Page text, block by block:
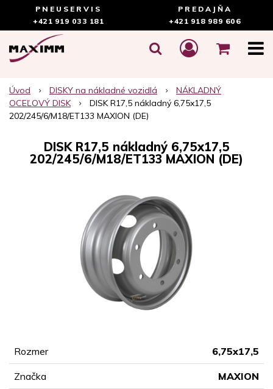
PNEUSERVIS
+421 919 033 181
PREDAJŇA
+421 918 989 606
Úvod DISKY na nákladné vozidlá
NÁKLADNÝ
OCEĽOVÝ DISK
DISK R17,5 nákladný 6,75x17,5
202/245/6/M18/ET133 MAXION (DE)
DISK R17,5 nákladný 6,75x17,5
202/245/6/M18/ET133 MAXION (DE)
Rozmer 6,75x17,5
Značka MAXION